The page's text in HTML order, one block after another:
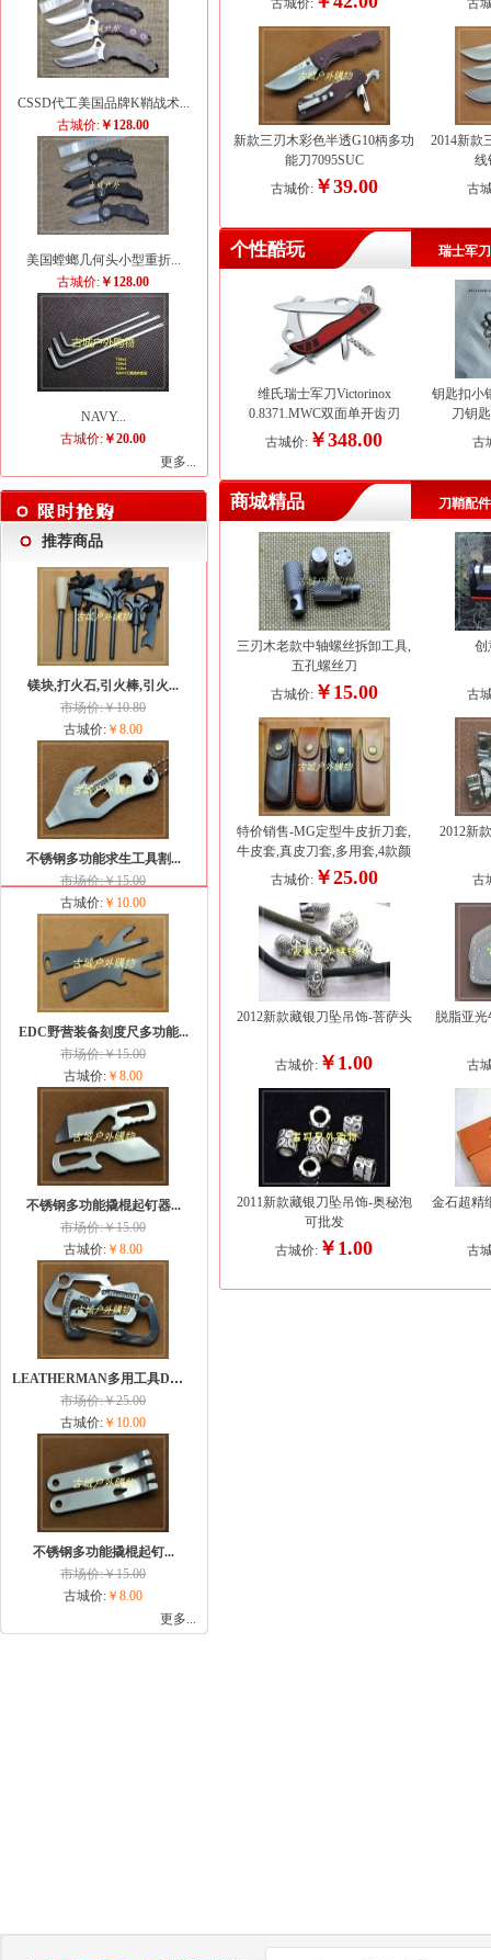
CSSD代工美国品牌K鞘战术...
古城价: ￥128.00
美国螳螂几何头小型重折...
古城价: ￥128.00
NAVY...
古城价: ￥20.00
更多...
推荐商品
镁块,打火石,引火棒,引火...
市场价:￥10.80
古城价: ￥8.00
不锈钢多功能求生工具割...
市场价:￥15.00
古城价: ￥10.00
EDC野营装备刻度尺多功能...
市场价:￥15.00
古城价: ￥8.00
不锈钢多功能撬棍起钉器...
市场价:￥15.00
古城价: ￥8.00
LEATHERMAN多用工具D型开瓶...
市场价:￥25.00
古城价: ￥10.00
不锈钢多功能撬棍起钉...
市场价:￥15.00
古城价: ￥8.00
更多...
古城价: 古
新款三刃木彩色半透G10柄多功
能刀7095SUC
古城价:￥39.00
2014新款
线
古
个性酷玩 瑞士军刀
维氏瑞士军刀Victorinox
0.8371.MWC双面单开齿刃
古城价: ￥348.00
钥匙扣小
刀钥
古
商城精品 刀鞘配件
三刃木老款中轴螺丝拆卸工具,
五孔螺丝刀
904,901,902,905,907,92...
古城价:￥15.00
创
古
特价销售-MG定型牛皮折刀套,
牛皮套,真皮刀套,多用套,4款颜
色
古城价:￥25.00
2012新
古
2012新款藏银刀坠吊饰-菩萨头
古城价: ￥1.00
脱脂亚
古
2011新款藏银刀坠吊饰-奥秘泡
可批发
古城价: ￥1.00
金石超精
古